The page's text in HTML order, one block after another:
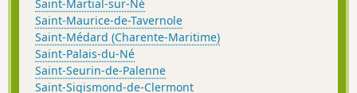
Saint-Martial-sur-Né
Saint-Maurice-de-Tavernole
Saint-Médard (Charente-Maritime)
Saint-Palais-du-Né
Saint-Seurin-de-Palenne
Saint-Sigismond-de-Clermont